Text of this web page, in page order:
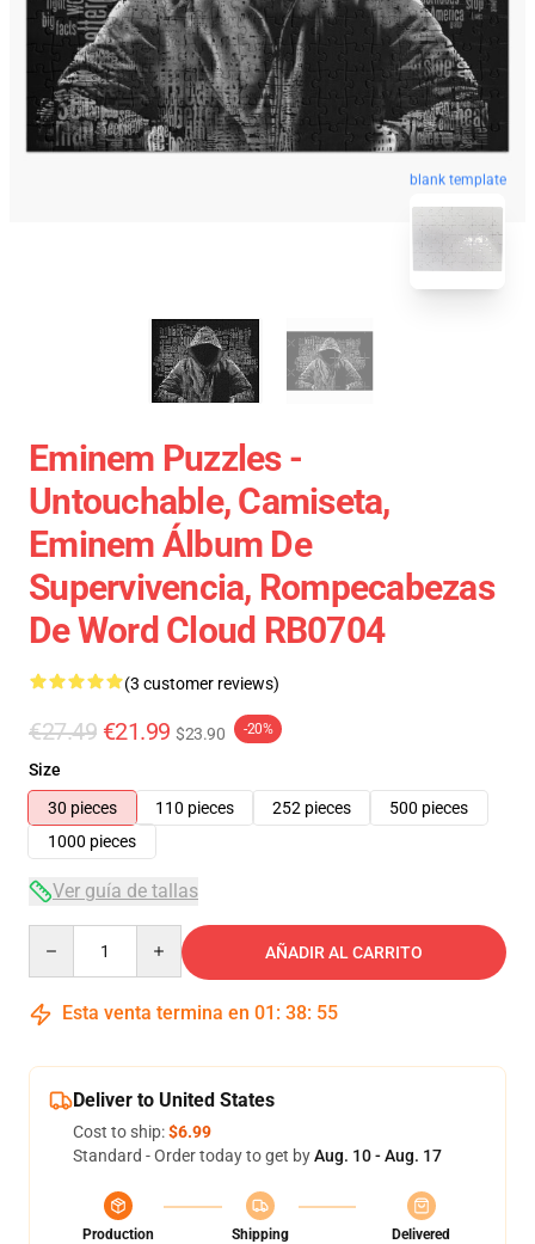
blank template
Eminem Puzzles -
Untouchable, Camiseta,
Eminem Álbum De
Supervivencia, Rompecabezas
De Word Cloud RB0704
(3 customer reviews)
€27.49 €21.99 $23.90 -20%
Size
30 pieces
110 pieces 252 pieces
500 pieces
1000 pieces
Ver guía de tallas
AÑADIR AL CARRITO
Esta venta termina en 01 : 38: 54
Deliver to United States
Cost to ship:$6.99
Standard - Order today to get byAug. 10 - Aug. 17
Production
Shipping
Delivered